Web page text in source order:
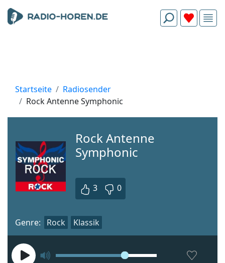
Startseite
Radiosender
Rock Antenne Symphonic
Rock Antenne
Symphonic
3 0
Genre: Rock Klassik